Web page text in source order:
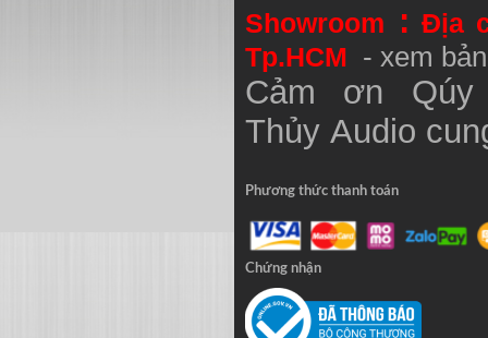
Showroom : Địa
Tp.HCM - xem
Cảm ơn
Thủy Audio
Phương thức thanh toán
Chứng nhận